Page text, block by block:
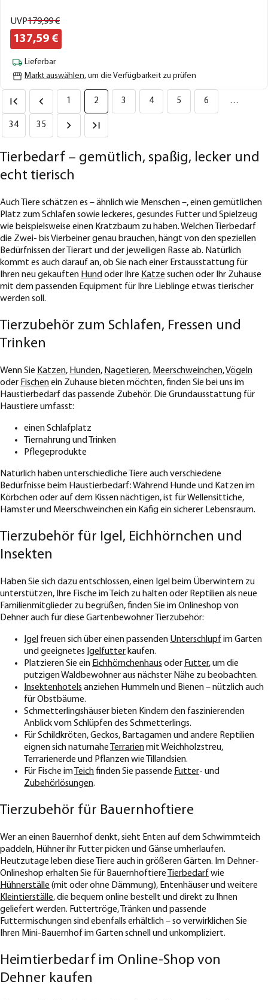
UVP179,99€
137,59 €
Lieferbar
Markt auswählen, um die Verfügbarkeit zu prüfen
1 2 3 4 5 6 …
34 35
Tierbedarf – gemütlich, spaßig, lecker und
echt tierisch
Auch Tiere schätzen es – ähnlich wie Menschen –, einen gemütlichen
Platz zum Schlafen sowie leckeres, gesundes Futter und Spielzeug
wie beispielsweise einen Kratzbaum zu haben. Welchen Tierbedarf
die Zwei- bis Vierbeiner genau brauchen, hängt von den speziellen
Bedürfnissen der Tierart und der jeweiligen Rasse ab. Natürlich
kommt es auch darauf an, ob Sie nach einer Erstausstattung für
Ihren neu gekauften Hundoder Ihre Katze suchen oder Ihr Zuhause
mit dem passenden Equipment für Ihre Lieblinge etwas tierischer
werden soll.
Tierzubehör zum Schlafen, Fressen und
Trinken
Wenn Sie Katzen, Hunden, Nagetieren, Meerschweinchen,Vögeln
oder Fischenein Zuhause bieten möchten, finden Sie bei uns im
Haustierbedarf das passende Zubehör. Die Grundausstattung für
Haustiere umfasst:
einen Schlafplatz
Tiernahrung und Trinken
Pflegeprodukte
Natürlich haben unterschiedliche Tiere auch verschiedene
Bedürfnisse beim Haustierbedarf: Während Hunde und Katzen im
Körbchen oder auf dem Kissen nächtigen, ist für Wellensittiche,
Hamster und Meerschweinchen ein Käfig ein sicherer Lebensraum.
Tierzubehör für Igel, Eichhörnchen und
Insekten
Haben Sie sich dazu entschlossen, einen Igel beim Überwintern zu
unterstützen, Ihre Fische im Teich zu halten oder Reptilien als neue
Familienmitglieder zu begrüßen, finden Sie im Onlineshop von
Dehner auch für diese Gartenbewohner Tierzubehör:
Igel freuen sich über einen passenden Unterschlupf im Garten
und geeignetes Igelfutter kaufen.
Platzieren Sie ein Eichhörnchenhaus oder Futter, um die
putzigen Waldbewohner aus nächster Nähe zu beobachten.
Insektenhotels anziehen Hummeln und Bienen – nützlich auch
für Obstbäume.
Schmetterlingshäuser bieten Kindern den faszinierenden
Anblick vom Schlüpfen des Schmetterlings.
Für Schildkröten, Geckos, Bartagamen und andere Reptilien
eignen sich naturnahe
Terrarienmit Weichholzstreu,
Terrarienerde und Pflanzen wie Tillandsien.
Für Fische im Teichfinden Sie passende Futter- und
Zubehörlösungen.
Tierzubehör für Bauernhoftiere
Wer an einen Bauernhof denkt, sieht Enten auf dem Schwimmteich
paddeln, Hühner ihr Futter picken und Gänse umherlaufen.
Heutzutage leben diese Tiere auch in größeren Gärten. Im Dehner-
Onlineshop erhalten Sie für Bauernhoftiere
Tierbedarf wie
Hühnerställe (mit oder ohne Dämmung), Entenhäuser und weitere
Kleintierställe, die bequem online bestellt und direkt zu Ihnen
geliefert werden. Futtertröge, Tränken und passende
Futtermischungen sind ebenfalls erhältlich – so verwirklichen Sie
Ihren Mini-Bauernhof im Garten schnell und unkompliziert.
Heimtierbedarf im Online-Shop von
Dehner kaufen